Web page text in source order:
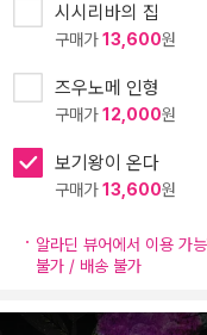
시시리바의 집
구매가13,600원
즈우노메 인형
구매가12,000원
보기왕이 온다
구매가13,600원
알라딘 뷰어에서 이용 가
불가 / 배송 불가